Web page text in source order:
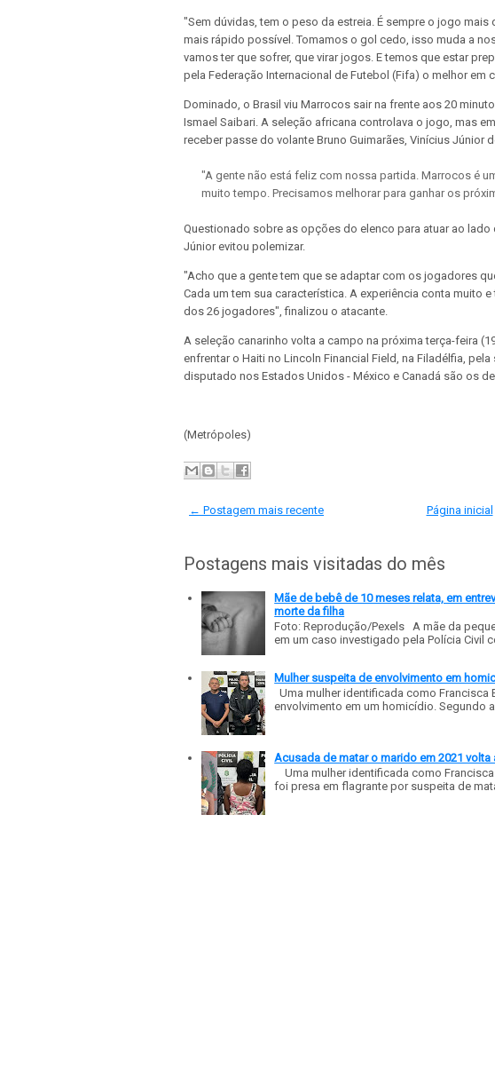
"Sem dúvidas, tem o peso da estreia. É sempre o jogo
mais rápido possível. Tomamos o gol cedo, isso muda a
vamos ter que sofrer, que virar jogos. E temos que estar
pela Federação Internacional de Futebol (Fifa) o melhor em
Dominado, o Brasil viu Marrocos sair na frente aos 20
Ismael Saibari. A seleção africana controlava o jogo, mas
receber passe do volante Bruno Guimarães, Vinícius Júnior
"A gente não está feliz com nossa partida. Marrocos é
muito tempo. Precisamos melhorar para ganhar os
Questionado sobre as opções do elenco para atuar ao
Júnior evitou polemizar.
"Acho que a gente tem que se adaptar com os jogadores
Cada um tem sua característica. A experiência conta muito
dos 26 jogadores", finalizou o atacante.
A seleção canarinho volta a campo na próxima terça-feira
enfrentar o Haiti no Lincoln Financial Field, na Filadélfia,
disputado nos Estados Unidos - México e Canadá são os
(Metrópoles)
← Postagem mais recente Página inicial
Postagens mais visitadas do mês
Mãe de bebê de 10 meses relata, em
morte da filha
Foto: Reprodução/Pexels A mãe da
em um caso investigado pela Polícia Civil
Mulher suspeita de envolvimento em
Uma mulher identificada como Francisca
envolvimento em um homicídio. Segundo
Acusada de matar o marido em 2021
Uma mulher identificada como
foi presa em flagrante por suspeita de